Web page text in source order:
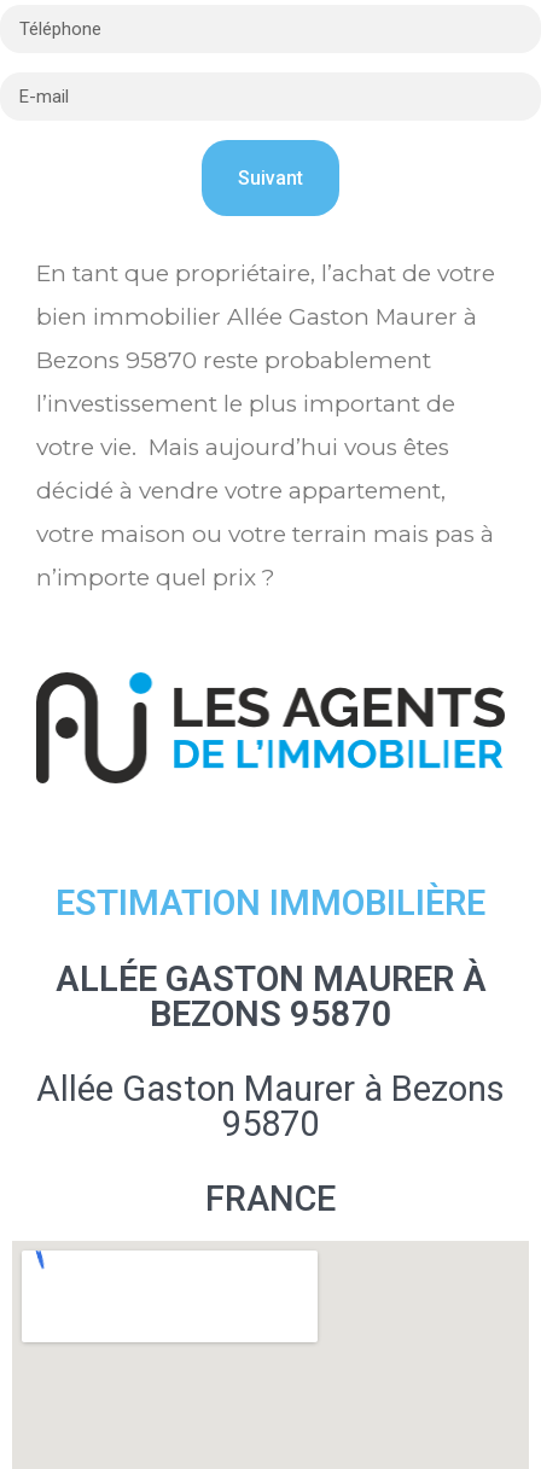
En tant que propriétaire, l’achat de votre
bien immobilier Allée Gaston Maurer à
Bezons 95870 reste probablement
l’investissement le plus important de
votre vie. Mais aujourd’hui vous êtes
décidé à vendre votre appartement,
votre maison ou votre terrain mais pas à
n’importe quel prix ?
ESTIMATION IMMOBILIÈRE
ALLÉE GASTON MAURER À
BEZONS 95870
Allée Gaston Maurer à Bezons
95870
FRANCE